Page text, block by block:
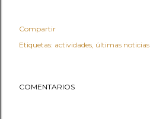
Compartir
Etiquetas: actividades últimas noticias
COMENTARIOS